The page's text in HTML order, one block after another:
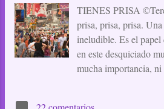
TIENES PRISA
prisa, prisa, prisa.
ineludible. Es el
en este desquiciado
mucha importancia, ni